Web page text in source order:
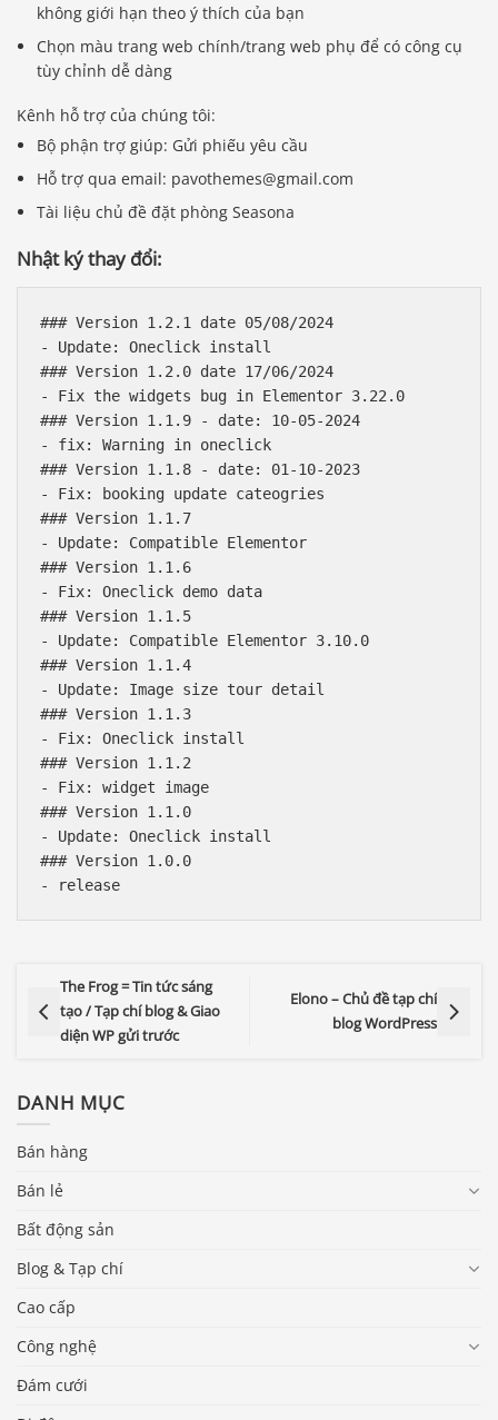
không giới hạn theo ý thích của bạn
Chọn màu trang web chính/trang web phụ để có công cụ
tùy chỉnh dễ dàng
Kênh hỗ trợ của chúng tôi:
Bộ phận trợ giúp: Gửi phiếu yêu cầu
Hỗ trợ qua email: pavothemes@gmail.com
Tài liệu chủ đề đặt phòng Seasona
Nhật ký thay đổi:
### Version 1.2.1 date 05/08/2024
- Update: Oneclick install
### Version 1.2.0 date 17/06/2024
- Fix the widgets bug in Elementor 3.22.0
### Version 1.1.9 - date: 10-05-2024
- fix: Warning in oneclick
### Version 1.1.8 - date: 01-10-2023
- Fix: booking update cateogries
### Version 1.1.7
- Update: Compatible Elementor
### Version 1.1.6
- Fix: Oneclick demo data
### Version 1.1.5
- Update: Compatible Elementor 3.10.0
### Version 1.1.4
- Update: Image size tour detail
### Version 1.1.3
- Fix: Oneclick install
### Version 1.1.2
- Fix: widget image
### Version 1.1.0
- Update: Oneclick install
### Version 1.0.0
The Frog = Tin tức sáng
tạo / Tạp chí blog & Giao
diện WP gửi trước
Elono – Chủ đề tạp chí
blog WordPress
DANH MỤC
Bán hàng
Bán lẻ
Bất động sản
Blog & Tạp chí
Cao cấp
Công nghệ
Đám cưới